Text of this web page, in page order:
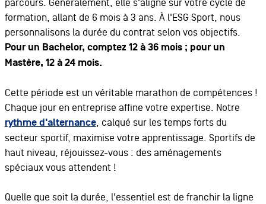
parcours. Généralement, elle s'aligne sur votre cycle de
formation, allant de 6 mois à 3 ans. À l'ESG Sport, nous
personnalisons la durée du contrat selon vos objectifs.
Pour un Bachelor, comptez 12 à 36 mois ; pour un
Mastère, 12 à 24 mois.
Cette période est un véritable marathon de compétences !
Chaque jour en entreprise affine votre expertise. Notre
rythme d'alternance, calqué sur les temps forts du
secteur sportif, maximise votre apprentissage. Sportifs de
haut niveau, réjouissez-vous : des aménagements
spéciaux vous attendent !
Quelle que soit la durée, l'essentiel est de franchir la ligne